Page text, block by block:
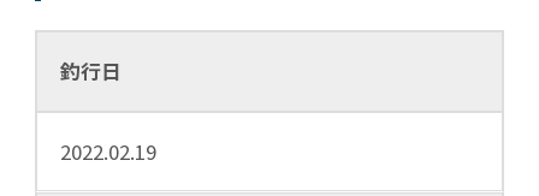
釣行日
2022.02.19